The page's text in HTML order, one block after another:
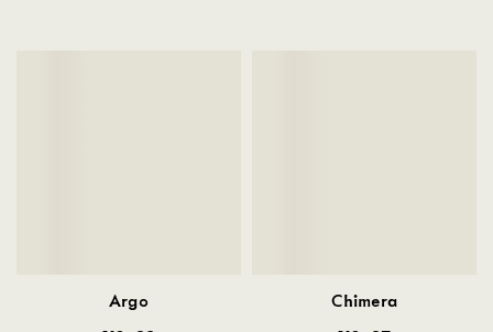
Argo Chimera